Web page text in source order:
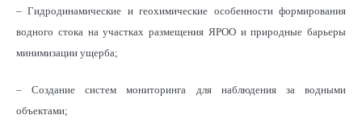
– Гидродинамические и геохимические особенности формирования
водного стока на участках размещения ЯРОО и природные барьеры
минимизации ущерба;
– Создание систем мониторинга для наблюдения за водными
объектами;